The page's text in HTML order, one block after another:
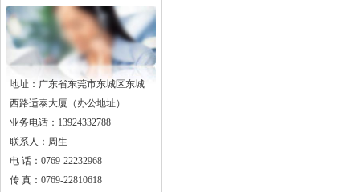
地址：广东省东莞市东城区东城
西路适泰大厦（办公地址）
业务电话：13924332788
联系人：周生
电 话：0769-22232968
传 真：0769-22810618